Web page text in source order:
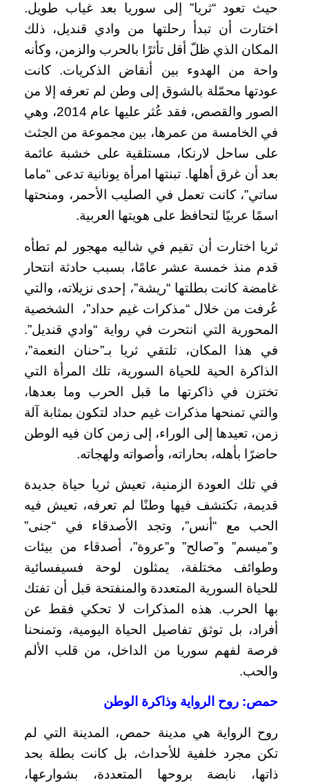
حيث تعود “ثريا” إلى سوريا بعد غياب طويل.
اختارت أن تبدأ رحلتها من وادي قنديل، ذلك
المكان الذي ظلّ أقل تأثرًا بالحرب والزمن، وكأنه
واحة من الهدوء بين أنقاض الذكريات. كانت
عودتها محمّلة بالشوق إلى وطن لم تعرفه إلا من
الصور والقصص، فقد عُثر عليها عام 2014، وهي
في الخامسة من عمرها، بين مجموعة من الجثث
على ساحل لارنكا، مستلقية على خشبة عائمة
بعد أن غرق أهلها. تبنتها امرأة يونانية تدعى “ماما
ساتي”، كانت تعمل في الصليب الأحمر، ومنحتها
اسمًا عربيًا لتحافظ على هويتها العربية.
ثريا اختارت أن تقيم في شاليه مهجور لم تطأه
قدم منذ خمسة عشر عامًا، بسبب حادثة انتحار
غامضة كانت بطلتها “ريشة”، إحدى نزيلاته، والتي
عُرفت من خلال “مذكرات غيم حداد”، الشخصية
المحورية التي انتحرت في رواية “وادي قنديل”.
في هذا المكان، تلتقي ثريا بـ”حنان النعمة”،
الذاكرة الحية للحياة السورية، تلك المرأة التي
تختزن في ذاكرتها ما قبل الحرب وما بعدها،
والتي تمنحها مذكرات غيم حداد لتكون بمثابة آلة
زمن، تعيدها إلى الوراء، إلى زمن كان فيه الوطن
حاضرًا بأهله، بحاراته، وأصواته ولهجاته.
في تلك العودة الزمنية، تعيش ثريا حياة جديدة
قديمة، تكتشف فيها وطنًا لم تعرفه، تعيش فيه
الحب مع “أنس”، وتجد الأصدقاء في “جنى”
و”ميسم” و”صالح” و”عروة”، أصدقاء من بيئات
وطوائف مختلفة، يمثلون لوحة فسيفسائية
للحياة السورية المتعددة والمنفتحة قبل أن تفتك
بها الحرب. هذه المذكرات لا تحكي فقط عن
أفراد، بل توثق تفاصيل الحياة اليومية، وتمنحنا
فرصة لفهم سوريا من الداخل، من قلب الألم
والحب.
حمص: روح الرواية وذاكرة الوطن
روح الرواية هي مدينة حمص، المدينة التي لم
تكن مجرد خلفية للأحداث، بل كانت بطلة بحد
ذاتها، نابضة بروحها المتعددة، بشوارعها،